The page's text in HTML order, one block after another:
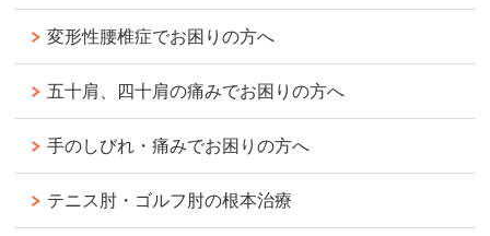
変形性腰椎症でお困りの方へ
五十肩、四十肩の痛みでお困りの方へ
手のしびれ・痛みでお困りの方へ
テニス肘・ゴルフ肘の根本治療